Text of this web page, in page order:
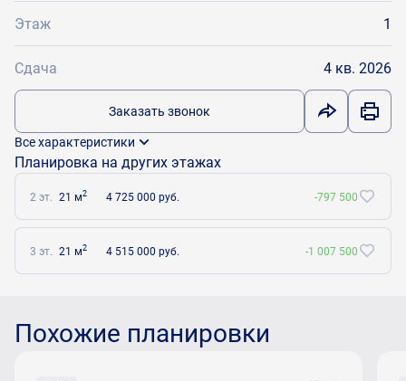
Этаж 1
Сдача 4 кв. 2026
Заказать звонок
Все характеристики
Планировка на других этажах
2 эт. 21 м2 4 725 000 руб. -797 500
3 эт. 21 м2 4 515 000 руб. -1 007 500
Похожие планировки